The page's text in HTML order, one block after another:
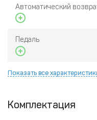
Автоматический
Педаль
Показать все
Комплектация